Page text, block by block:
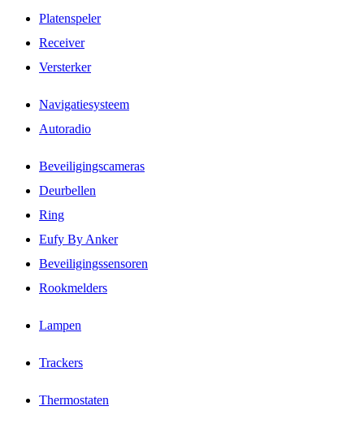
Platenspeler
Receiver
Versterker
Navigatiesysteem
Autoradio
Beveiligingscameras
Deurbellen
Ring
Eufy By Anker
Beveiligingssensoren
Rookmelders
Lampen
Trackers
Thermostaten